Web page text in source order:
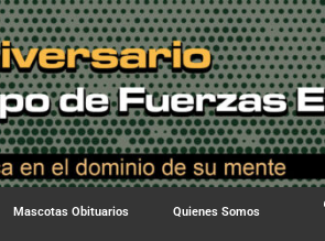
Mascotas Obituarios Quienes Somos